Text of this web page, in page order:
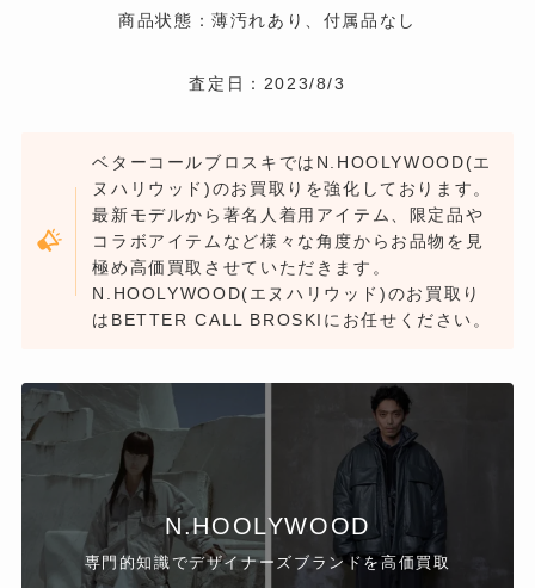
商品状態：薄汚れあり、付属品なし
査定日：2023/8/3
ベターコールブロスキではN.HOOLYWOOD(エ
ヌハリウッド)のお買取りを強化しております。
最新モデルから著名人着用アイテム、限定品や
コラボアイテムなど様々な角度からお品物を見
極め高価買取させていただきます。
N.HOOLYWOOD(エヌハリウッド)のお買取り
はBETTER CALL BROSKIにお任せください。
N.HOOLYWOOD
専門的知識でデザイナーズブランドを高価買取